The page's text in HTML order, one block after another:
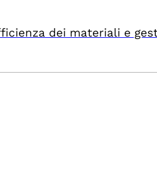
dei materiali e